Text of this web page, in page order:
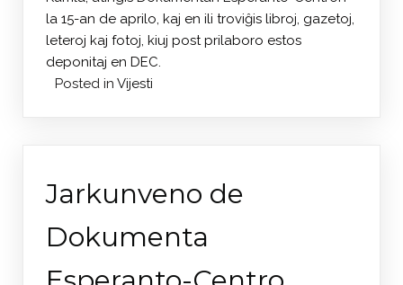
la 15-an de aprilo, kaj en ili troviĝis libroj, gazetoj,
leteroj kaj fotoj, kiuj post prilaboro estos
deponitaj en DEC.
Posted in Vijesti
Jarkunveno de
Dokumenta